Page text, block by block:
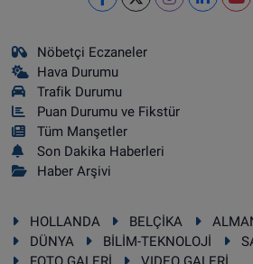
Nöbetçi Eczaneler
Hava Durumu
Trafik Durumu
Puan Durumu ve Fikstür
Tüm Manşetler
Son Dakika Haberleri
Haber Arşivi
HOLLANDA BELÇİKA
DÜNYA
BİLİM-TEKNOLOJİ